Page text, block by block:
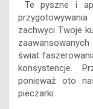
Te pyszne i
zachwyci Twoje
świat
konsystencje.
ponieważ oto
pieczarki: